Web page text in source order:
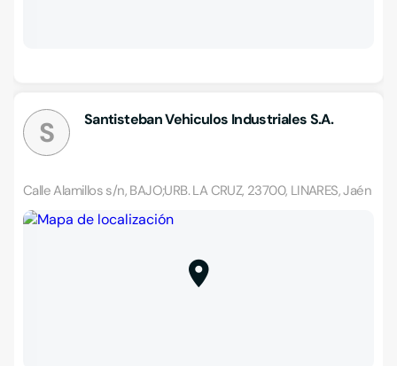
S Santisteban Vehiculos Industriales S.A.
Calle Alamillos s/n, BAJO;URB. LA CRUZ, 23700, LINARES, Jaén